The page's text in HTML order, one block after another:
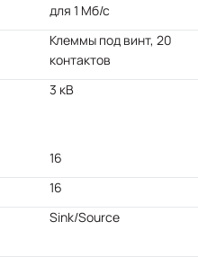
для 1 Мб/с
Клеммы под винт, 20
контактов
3 кВ
16
16
Sink/Source